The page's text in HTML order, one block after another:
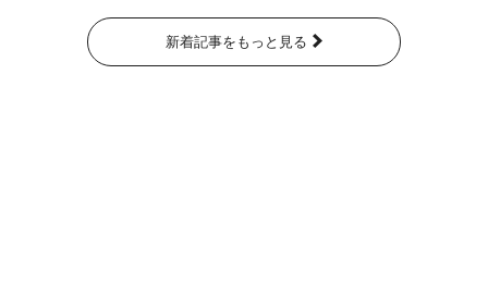
新着記事をもっと見る